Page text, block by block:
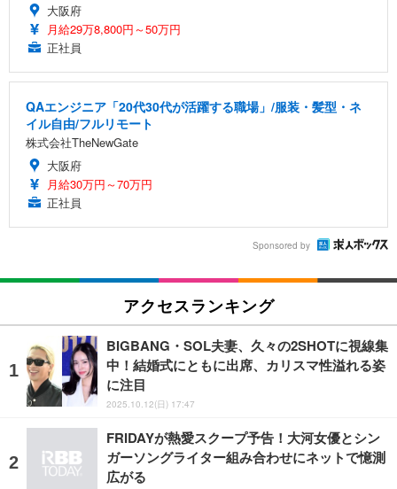
大阪府
月給29万8,800円～50万円
正社員
QAエンジニア「20代30代が活躍する職場」/服装・髪型・ネ
イル自由/フルリモート
株式会社TheNewGate
大阪府
月給30万円～70万円
正社員
Sponsored by
アクセスランキング
BIGBANG・SOL夫妻、久々の2SHOTに視線集
中！結婚式にともに出席、カリスマ性溢れる姿
に注目
2025.10.12(日) 17:47
FRIDAYが熱愛スクープ予告！大河女優とシン
ガーソングライター組み合わせにネットで憶測
広がる